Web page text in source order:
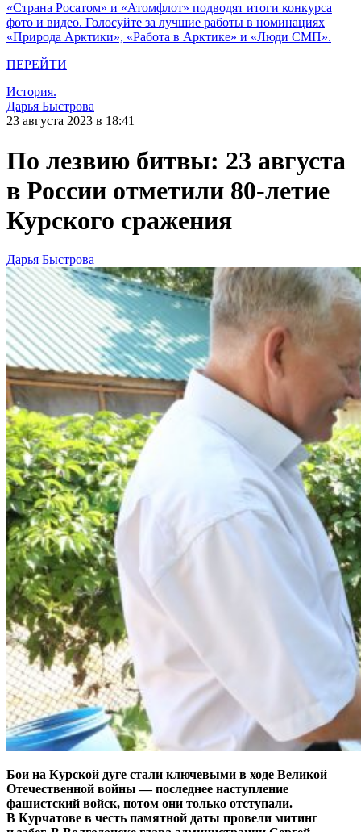
«Страна Росатом» и «Атомфлот» подводят итоги конкурса
фото и видео. Голосуйте за лучшие работы в номинациях
«Природа Арктики», «Работа в Арктике» и «Люди СМП».
ПЕРЕЙТИ
История.
Дарья Быстрова
23 августа 2023 в 18:41
По лезвию битвы: 23 августа
в России отметили 80-летие
Курского сражения
Дарья Быстрова
Бои на Курской дуге стали ключевыми в ходе Великой
Отечественной вой­ны — ​последнее наступление
фашистский войск, потом они только отступали.
В Курчатове в честь памятной даты провели митинг